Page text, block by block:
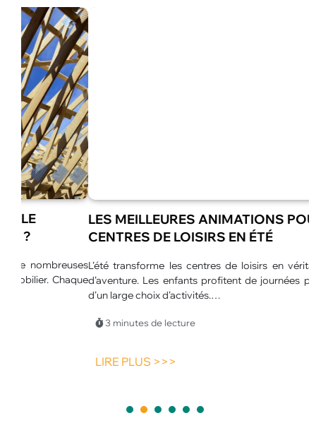
LES MEILLEURES ANIMATIONS POUR
CENTRES DE LOISIRS EN ÉTÉ
L’été transforme les centres de loisirs en véritables espaces
d’aventure. Les enfants profitent de journées plus longues et
d’un large choix d’activités.…
3 minutes de lecture
LIRE PLUS >>>